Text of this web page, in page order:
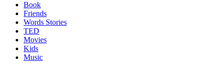
Book
Friends
Words Stories
TED
Movies
Kids
Music